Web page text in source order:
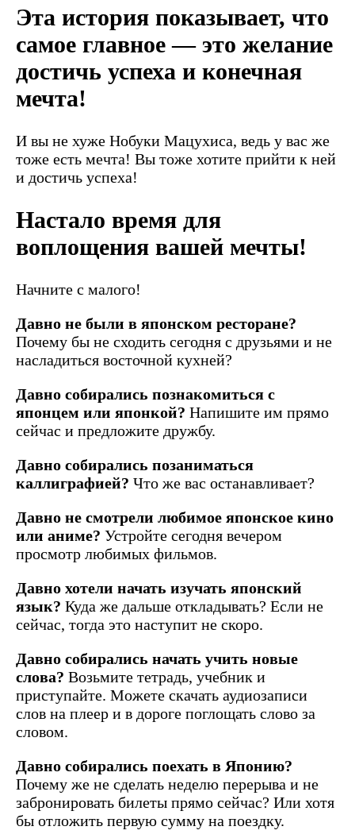
Эта история показывает, что
самое главное — это желание
достичь успеха и конечная
мечта!
И вы не хуже Нобуки Мацухиса, ведь у вас же
тоже есть мечта! Вы тоже хотите прийти к ней
и достичь успеха!
Настало время для
воплощения вашей мечты!
Начните с малого!
Давно не были в японском ресторане?
Почему бы не сходить сегодня с друзьями и не
насладиться восточной кухней?
Давно собирались познакомиться с
японцем или японкой? Напишите им прямо
сейчас и предложите дружбу.
Давно собирались позаниматься
каллиграфией? Что же вас останавливает?
Давно не смотрели любимое японское кино
или аниме? Устройте сегодня вечером
просмотр любимых фильмов.
Давно хотели начать изучать японский
язык? Куда же дальше откладывать? Если не
сейчас, тогда это наступит не скоро.
Давно собирались начать учить новые
слова? Возьмите тетрадь, учебник и
приступайте. Можете скачать аудиозаписи
слов на плеер и в дороге поглощать слово за
словом.
Давно собирались поехать в Японию?
Почему же не сделать неделю перерыва и не
забронировать билеты прямо сейчас? Или хотя
бы отложить первую сумму на поездку.